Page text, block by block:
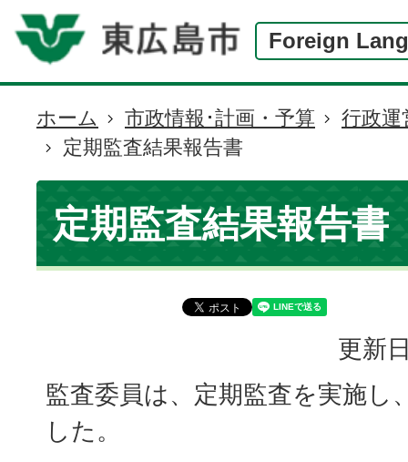
Foreign
現
在
の
位
置
ホーム 市政情報･計画・予算
行政運
定期監査結果報告書
定期監査結果報告書
更新
監査委員は、定期監査を実施し
した。